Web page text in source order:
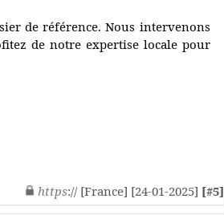
de référence. Nous intervenons
de notre expertise locale pour
https:// [France] [24-01-2025] [#5]